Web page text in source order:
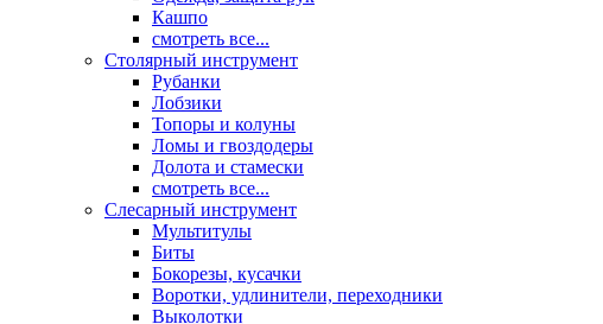
Кашпо
смотреть все...
Столярный инструмент
Рубанки
Лобзики
Топоры и колуны
Ломы и гвоздодеры
Долота и стамески
смотреть все...
Слесарный инструмент
Мультитулы
Биты
Бокорезы, кусачки
Воротки, удлинители, переходники
Выколотки